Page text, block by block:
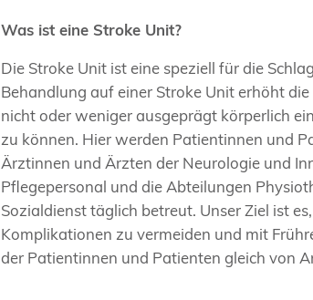
Was ist eine Stroke Unit?
Die Stroke Unit ist eine speziell für die
Behandlung auf einer Stroke Unit erhöht
nicht oder weniger ausgeprägt körperlich
zu können. Hier werden Patientinnen und
Ärztinnen und Ärzten der Neurologie und
Pflegepersonal und die Abteilungen
Sozialdienst täglich betreut. Unser Ziel ist
Komplikationen zu vermeiden und mit
der Patientinnen und Patienten gleich von